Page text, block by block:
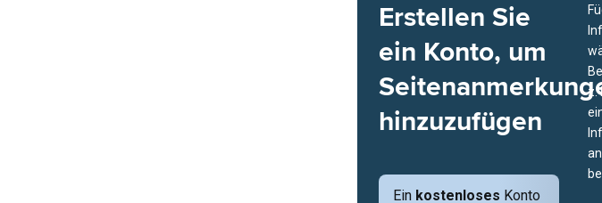
Erstellen Sie
ein Konto, um
hinzuzufügen
Ein kostenloses Konto
z.